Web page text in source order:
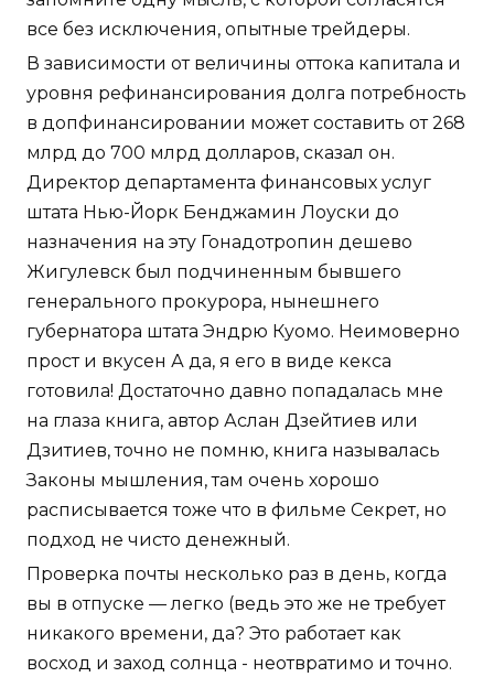
все без исключения, опытные трейдеры.
В зависимости от величины оттока капитала и
уровня рефинансирования долга потребность
в допфинансировании может составить от 268
млрд до 700 млрд долларов, сказал он.
Директор департамента финансовых услуг
штата Нью-Йорк Бенджамин Лоуски до
назначения на эту Гонадотропин дешево
Жигулевск был подчиненным бывшего
генерального прокурора, нынешнего
губернатора штата Эндрю Куомо. Неимоверно
прост и вкусен А да, я его в виде кекса
готовила! Достаточно давно попадалась мне
на глаза книга, автор Аслан Дзейтиев или
Дзитиев, точно не помню, книга называлась
Законы мышления, там очень хорошо
расписывается тоже что в фильме Секрет, но
подход не чисто денежный.
Проверка почты несколько раз в день, когда
вы в отпуске — легко (ведь это же не требует
никакого времени, да? Это работает как
восход и заход солнца - неотвратимо и точно.